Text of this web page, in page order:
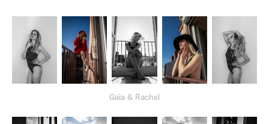
Gaïa & Rachel